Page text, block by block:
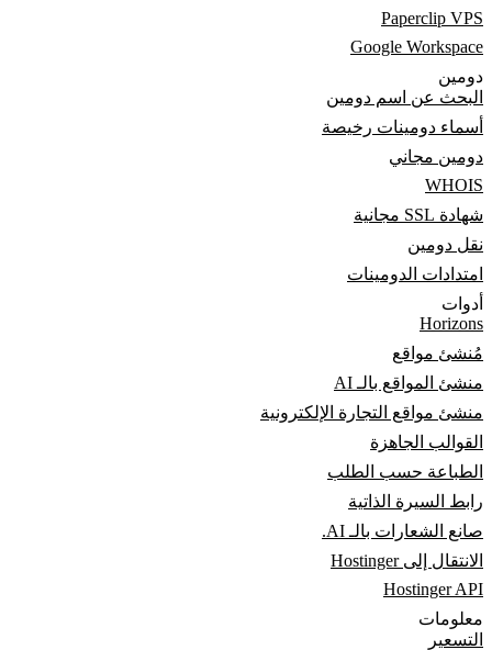
Paperclip VPS
Google Workspace
دومين
البحث عن اسم دومين
أسماء دومينات رخيصة
دومين مجاني
WHOIS
شهادة SSL مجانية
نقل دومين
امتدادات الدومينات
أدوات
Horizons
مُنشئ مواقع
منشئ المواقع بالـ AI
منشئ مواقع التجارة الإلكترونية
القوالب الجاهزة
الطباعة حسب الطلب
رابط السيرة الذاتية
صانع الشعارات بالـ AI.
الانتقال إلى Hostinger
Hostinger API
معلومات
التسعير